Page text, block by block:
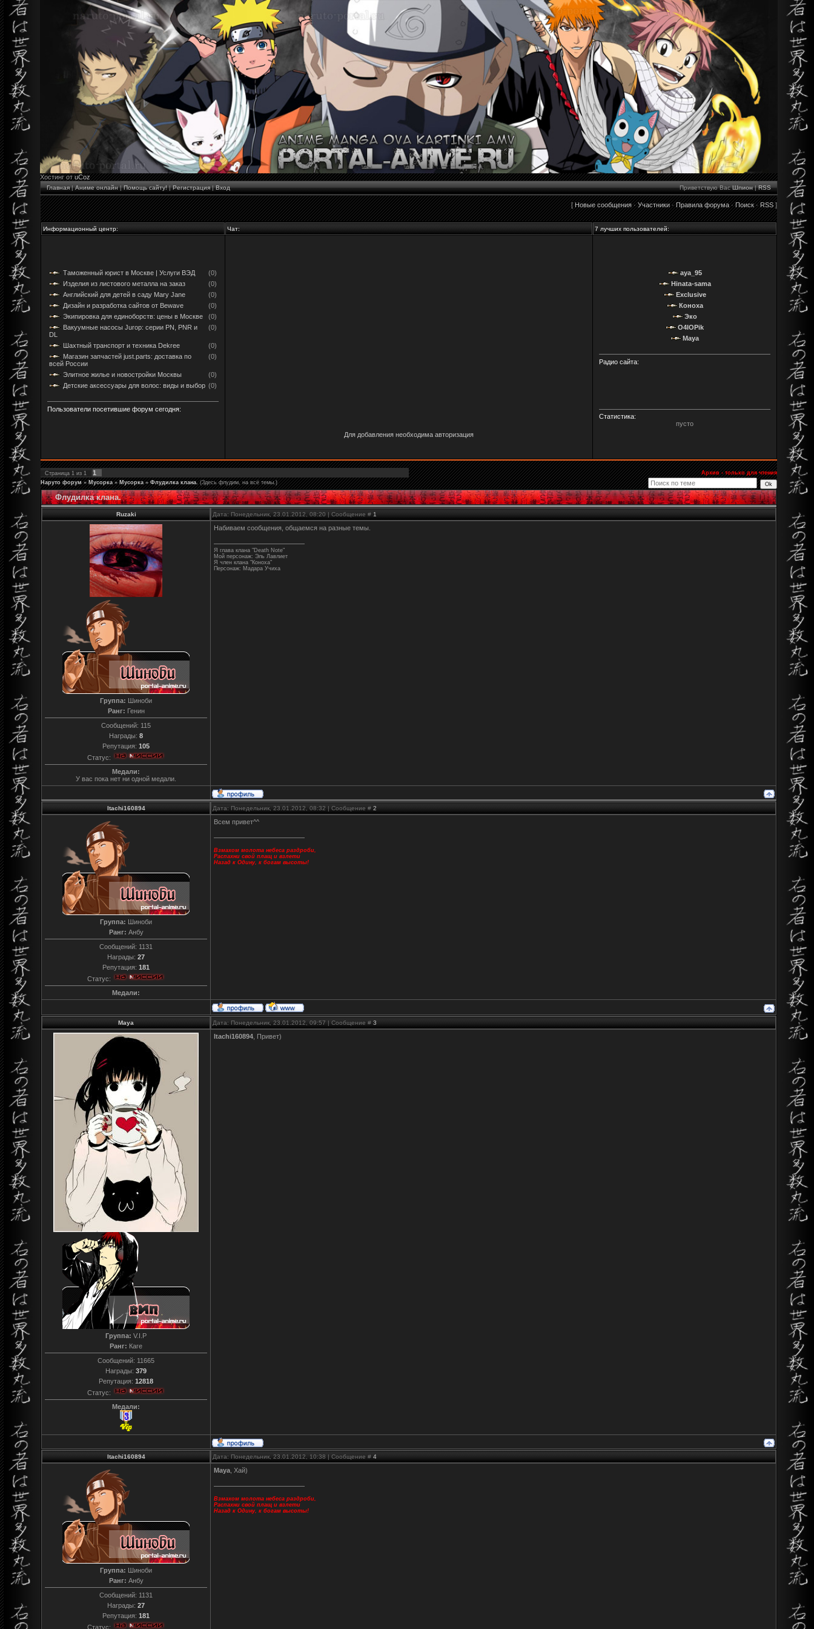
Хостинг отuCoz
Главная|Аниме онлайн|Помощь сайту!|Регистрация|Вход Приветствую Вас Шпион|RSS
[Новые сообщения·Участники·Правила форума·Поиск·RSS]
Информационный центр: Чат: 7 лучших пользователей:
Таможенный юрист в Москве | Услуги ВЭД
(0)
Изделия из листового металла на заказ
(0)
Английский для детей в саду Mary Jane
(0)
Дизайн и разработка сайтов от Bewave
(0)
Экипировка для единоборств: цены в Москве
(0)
Вакуумные насосы Jurop: серии PN, PNR и
DL
(0)
Шахтный транспорт и техника Dekree
(0)
Магазин запчастей just.parts: доставка по
всей России
(0)
Элитное жилье и новостройки Москвы
(0)
Детские аксессуары для волос: виды и выбор (0)
Пользователи посетившие форум сегодня:
Для добавления необходима авторизация
aya_95
Hinata-sama
Exclusive
Коноха
Эко
O4IOPik
Maya
Радио сайта:
Статистика:
пусто
Страница 1 из 1 1
Архив - только для чтения
Наруто форум » Мусорка » Мусорка » Флудилка клана. (Здесь флудим, на всё темы.)
Флудилка клана.
Ruzaki Дата: Понедельник, 23.01.2012, 08:20 | Сообщение # 1
Группа: Шиноби
Ранг: Генин
Сообщений: 115
Награды: 8
Репутация: 105
Статус:
Медали:
У вас пока нет ни одной медали.
Набиваем сообщения, общаемся на разные темы.
Я глава клана "Death Note"
Мой персонаж: Эль Лавлиет
Я член клана "Коноха"
Персонаж: Мадара Учиха
Itachi160894 Дата: Понедельник, 23.01.2012, 08:32 | Сообщение # 2
Группа: Шиноби
Ранг: Анбу
Сообщений: 1131
Награды: 27
Репутация: 181
Статус:
Медали:
Всем привет^^
Взмахом молота небеса раздроби,
Распахни свой плащ и взлети
Назад к Одину, к богам высоты!
Maya Дата: Понедельник, 23.01.2012, 09:57 | Сообщение # 3
Группа: V.I.P
Ранг: Каге
Сообщений: 11665
Награды: 379
Репутация: 12818
Статус:
Медали:
Itachi160894 , Привет)
Itachi160894 Дата: Понедельник, 23.01.2012, 10:38 | Сообщение # 4
Группа: Шиноби
Ранг: Анбу
Сообщений: 1131
Награды: 27
Репутация: 181
Статус:
Maya , Хай)
Взмахом молота небеса раздроби,
Распахни свой плащ и взлети
Назад к Одину, к богам высоты!